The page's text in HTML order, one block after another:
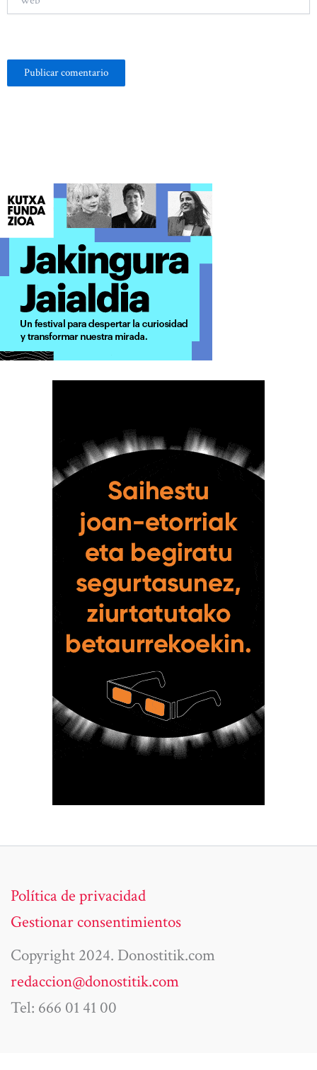
Política de privacidad
Gestionar consentimientos
Copyright 2024. Donostitik.com
redaccion@donostitik.com
Tel: 666 01 41 00